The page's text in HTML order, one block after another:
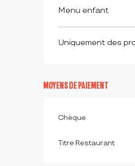
Menu enfant
Uniquement des
MOYENS DE PAIEMENT
Chèque
Titre Restaurant